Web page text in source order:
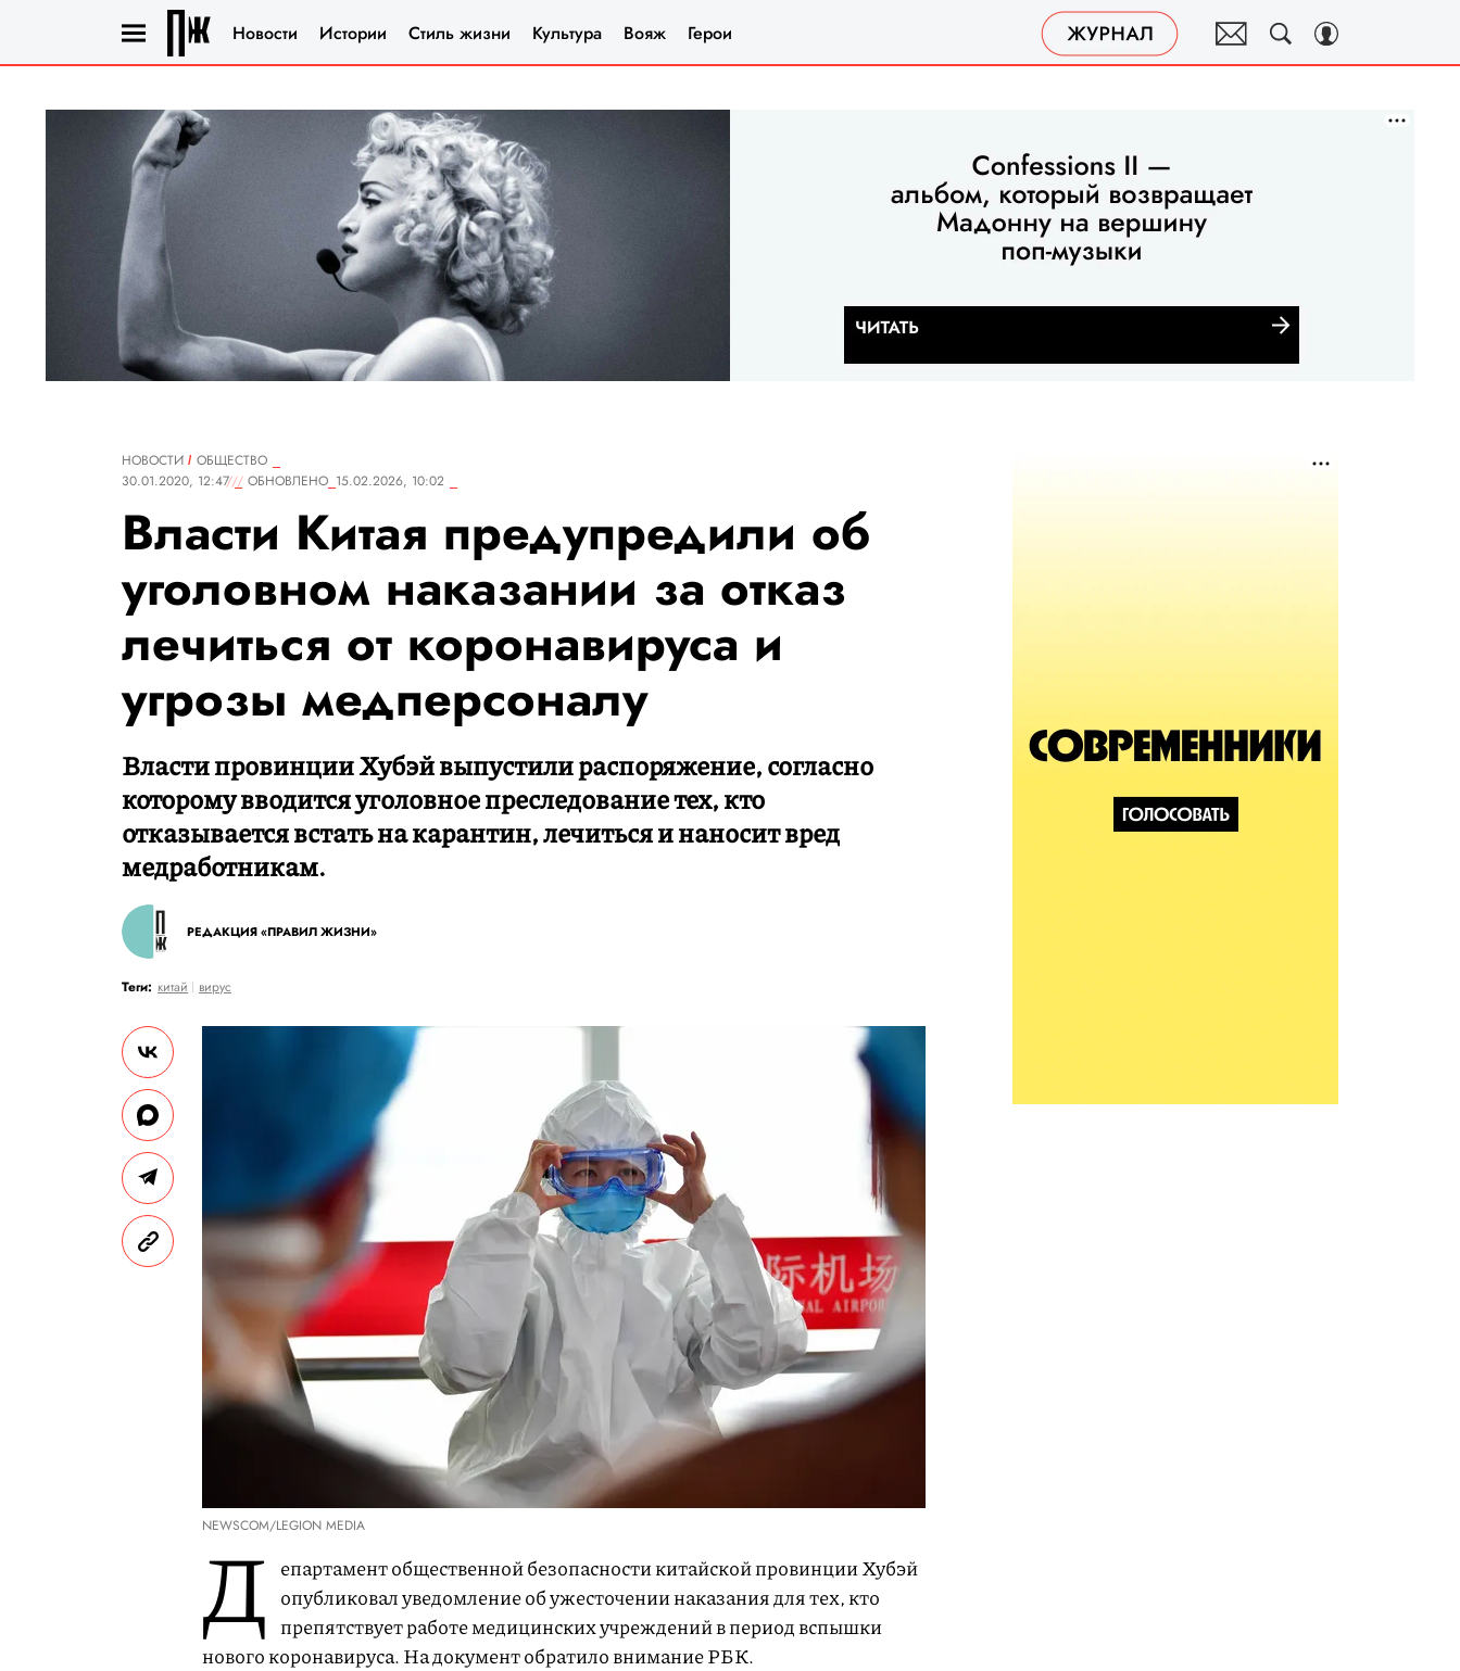
Новости Истории Стиль жизни Культура Вояж Герои
НОВОСТИ
ОБЩЕСТВО
30.01.2020, 12:47
ОБНОВЛЕНО 15.02.2026, 10:02
Власти Китая предупредили об
уголовном наказании за отказ
лечиться от коронавируса и
угрозы медперсоналу
Власти провинции Хубэй выпустили распоряжение, согласно
которому вводится уголовное преследование тех, кто
отказывается встать на карантин, лечиться и наносит вред
медработникам.
РЕДАКЦИЯ «ПРАВИЛ ЖИЗНИ»
Теги: китай вирус
NEWSCOM/LEGION MEDIA
Д епартамент общественной безопасности китайской провинции Хубэй
опубликовал уведомление об ужесточении наказания для тех, кто
препятствует работе медицинских учреждений в период вспышки
нового коронавируса. На документ обратило внимание РБК.